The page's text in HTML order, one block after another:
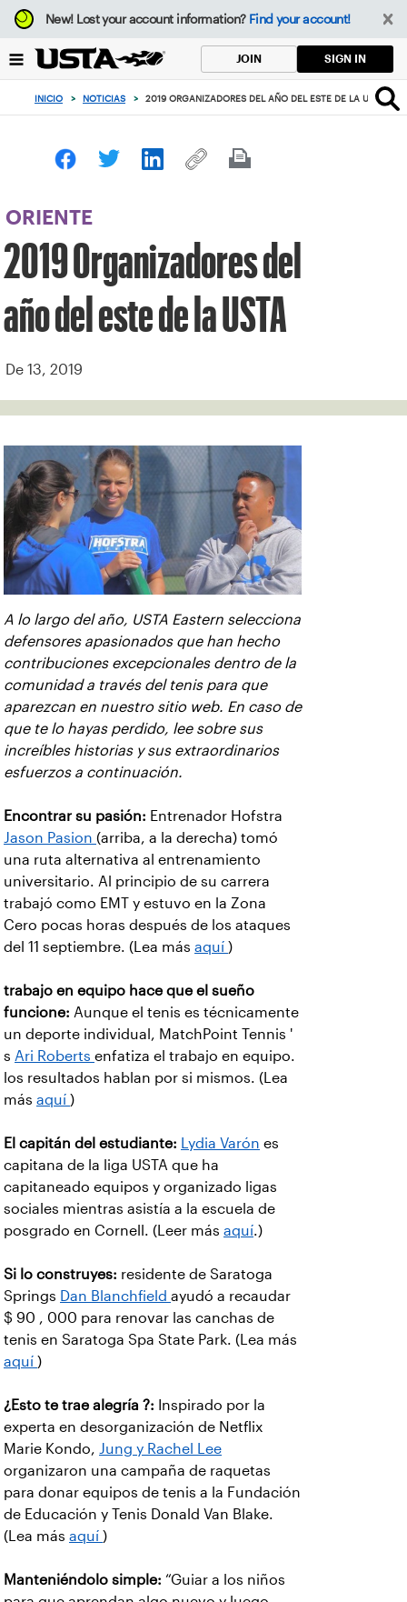
Enfoque
desde
botón
volver
principio
New!Lost your account information? Find your account!
JOIN SIGN IN
INICIO > NOTICIAS > 2019 ORGANIZADORES DEL AÑO DEL ESTE DE LA USTA
ORIENTE
2019 Organizadores del
año del este de la USTA
De 13, 2019
A lo largo del año, USTA Eastern selecciona
defensores apasionados que han hecho
contribuciones excepcionales dentro de la
comunidad a través del tenis para que
aparezcan en nuestro sitio web. En caso de
que te lo hayas perdido, lee sobre sus
increíbles historias y sus extraordinarios
esfuerzos a continuación.
Encontrar su pasión: Entrenador Hofstra
Jason Pasion (arriba, a la derecha) tomó
una ruta alternativa al entrenamiento
universitario. Al principio de su carrera
trabajó como EMT y estuvo en la Zona
Cero pocas horas después de los ataques
del 11 septiembre. (Lea más aquí )
trabajo en equipo hace que el sueño
funcione: Aunque el tenis es técnicamente
un deporte individual, MatchPoint Tennis '
s Ari Roberts enfatiza el trabajo en equipo.
los resultados hablan por si mismos. (Lea
más aquí )
El capitán del estudiante: Lydia Varón es
capitana de la liga USTA que ha
capitaneado equipos y organizado ligas
sociales mientras asistía a la escuela de
posgrado en Cornell. (Leer más aquí.)
Si lo construyes: residente de Saratoga
Springs Dan Blanchfield ayudó a recaudar
$ 90 , 000 para renovar las canchas de
tenis en Saratoga Spa State Park. (Lea más
aquí )
¿Esto te trae alegría ?: Inspirado por la
experta en desorganización de Netflix
Marie Kondo, Jung y Rachel Lee
organizaron una campaña de raquetas
para donar equipos de tenis a la Fundación
de Educación y Tenis Donald Van Blake.
(Lea más aquí )
Manteniéndolo simple: “Guiar a los niños